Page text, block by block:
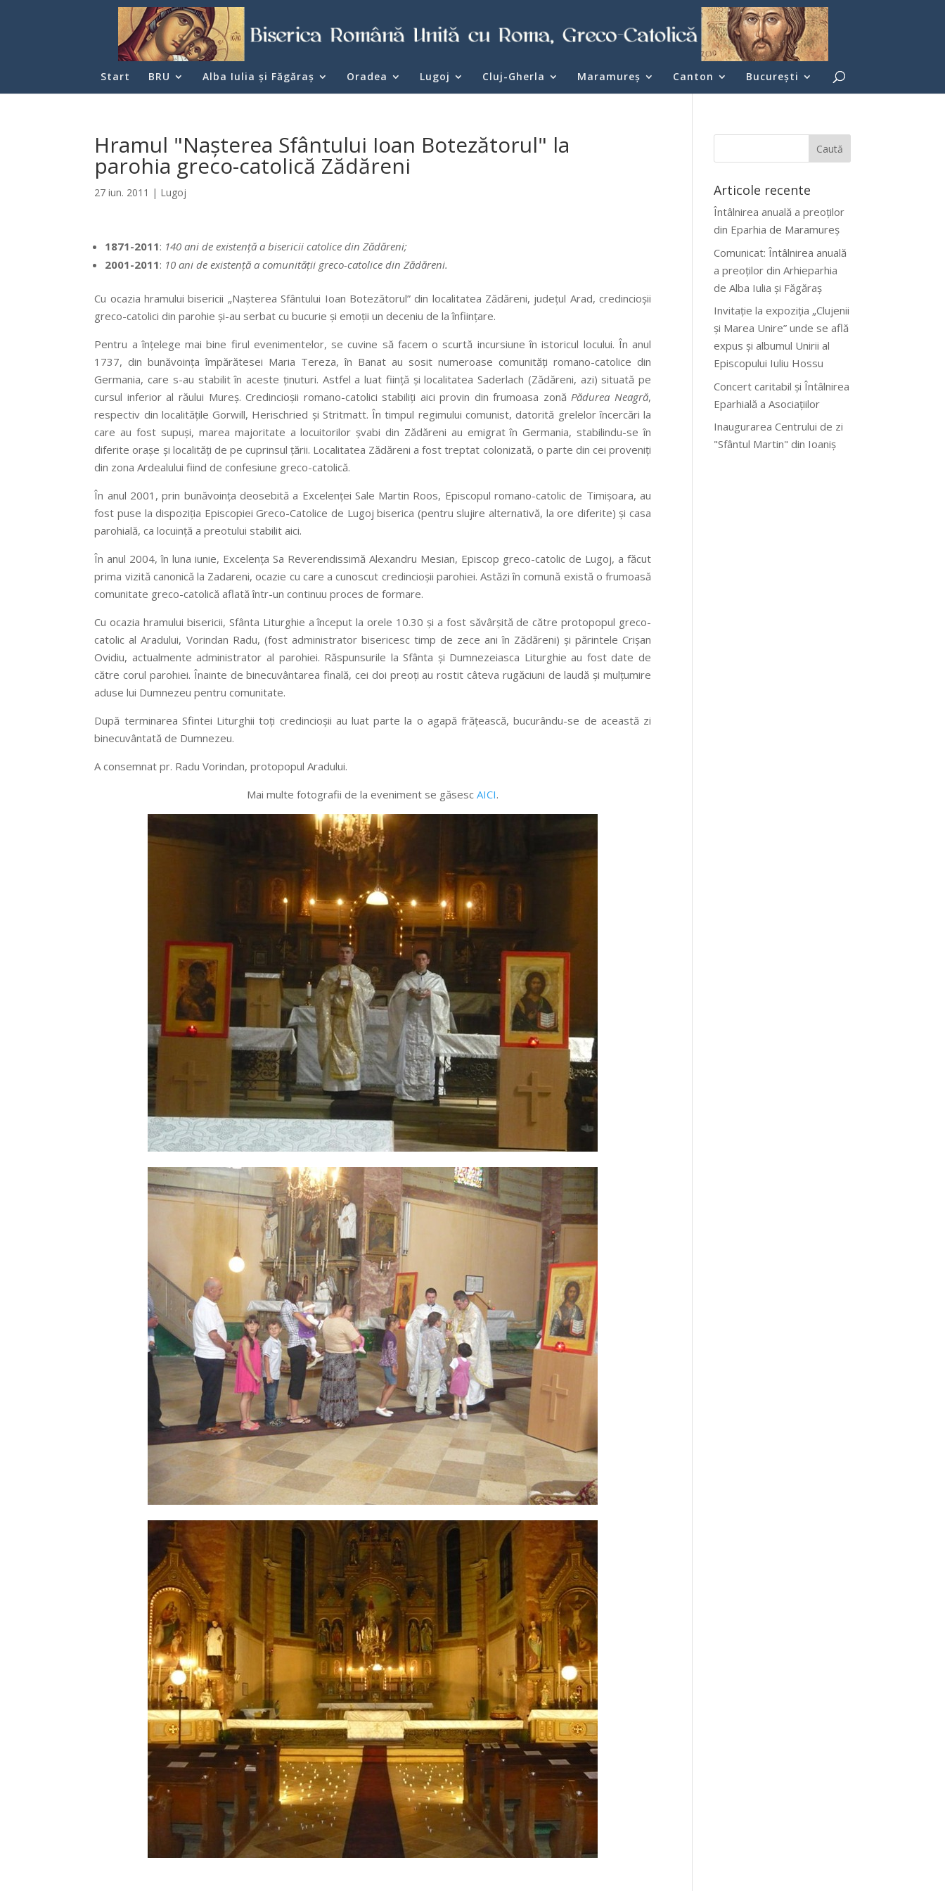
Start BRU Alba Iulia şi Făgăraş Oradea Lugoj Cluj-Gherla Maramureş Canton București
Hramul "Nașterea Sfântului Ioan Botezătorul" la
parohia greco-catolică Zădăreni
27 iun. 2011 | Lugoj
1871-2011: 140 ani de existenţă a bisericii catolice din Zădăreni;
2001-2011: 10 ani de existenţă a comunităţii greco-catolice din Zădăreni.
Cu ocazia hramului bisericii „Naşterea Sfântului Ioan Botezătorul” din localitatea Zădăreni, judeţul Arad, credincioşii
greco-catolici din parohie şi-au serbat cu bucurie şi emoţii un deceniu de la înfiinţare.
Pentru a înţelege mai bine firul evenimentelor, se cuvine să facem o scurtă incursiune în istoricul locului. În anul
1737, din bunăvoinţa împărătesei Maria Tereza, în Banat au sosit numeroase comunităţi romano-catolice din
Germania, care s-au stabilit în aceste ţinuturi. Astfel a luat fiinţă şi localitatea Saderlach (Zădăreni, azi) situată pe
cursul inferior al răului Mureș. Credincioşii romano-catolici stabiliţi aici provin din frumoasa zonăPădurea Neagră,
respectiv din localităţile Gorwill, Herischried şi Stritmatt. În timpul regimului comunist, datorită grelelor încercări la
care au fost supuşi, marea majoritate a locuitorilor şvabi din Zădăreni au emigrat în Germania, stabilindu-se în
diferite oraşe şi localităţi de pe cuprinsul ţării. Localitatea Zădăreni a fost treptat colonizată, o parte din cei proveniţi
din zona Ardealului fiind de confesiune greco-catolică.
În anul 2001, prin bunăvoinţa deosebită a Excelenţei Sale Martin Roos, Episcopul romano-catolic de Timişoara, au
fost puse la dispoziţia Episcopiei Greco-Catolice de Lugoj biserica (pentru slujire alternativă, la ore diferite) şi casa
parohială, ca locuinţă a preotului stabilit aici.
În anul 2004, în luna iunie, Excelenţa Sa Reverendissimă Alexandru Mesian, Episcop greco-catolic de Lugoj, a făcut
prima vizită canonică la Zadareni, ocazie cu care a cunoscut credincioşii parohiei. Astăzi în comună există o frumoasă
comunitate greco-catolică aflată într-un continuu proces de formare.
Cu ocazia hramului bisericii, Sfânta Liturghie a început la orele 10.30 şi a fost săvârşită de către protopopul greco-
catolic al Aradului, Vorindan Radu, (fost administrator bisericesc timp de zece ani în Zădăreni) şi părintele Crișan
Ovidiu, actualmente administrator al parohiei. Răspunsurile la Sfânta şi Dumnezeiasca Liturghie au fost date de
către corul parohiei. Înainte de binecuvântarea finală, cei doi preoţi au rostit câteva rugăciuni de laudă şi mulţumire
aduse lui Dumnezeu pentru comunitate.
După terminarea Sfintei Liturghii toţi credincioşii au luat parte la o agapă frăţească, bucurându-se de această zi
binecuvântată de Dumnezeu.
A consemnat pr. Radu Vorindan, protopopul Aradului.
Mai multe fotografii de la eveniment se găsescAICI.
Articole recente
Întâlnirea anuală a preoților
din Eparhia de Maramureș
Comunicat: Întâlnirea anuală
a preoților din Arhieparhia
de Alba Iulia și Făgăraș
Invitație la expoziția „Clujenii
și Marea Unire” unde se află
expus și albumul Unirii al
Episcopului Iuliu Hossu
Concert caritabil și Întâlnirea
Eparhială a Asociațiilor
Inaugurarea Centrului de zi
"Sfântul Martin" din Ioaniș